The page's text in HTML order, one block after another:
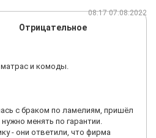
08:17 07.08.2022
Отрицательное
матрас и комоды.
с браком по ламелиям, пришёл
менять по гарантии.
- они ответили, что фирма